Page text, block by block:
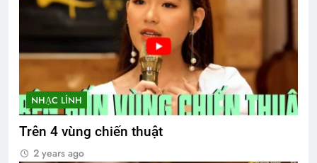
NHẠC LÍNH
Trên 4 vùng chiến thuật
2 years ago